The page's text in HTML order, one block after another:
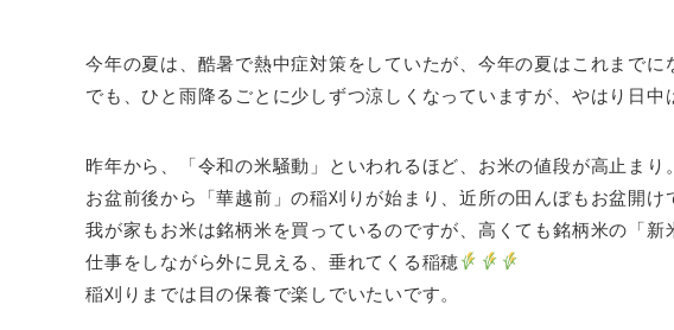
今年の夏は、酷暑で熱中症対策をしていたが、今年の夏はこれまでに
でも、ひと雨降るごとに少しずつ涼しくなっていますが、やはり日中
昨年から、「令和の米騒動」といわれるほど、お米の値段が高止まり。
お盆前後から「華越前」の稲刈りが始まり、近所の田んぼもお盆開け
我が家もお米は銘柄米を買っているのですが、高くても銘柄米の「新
仕事をしながら外に見える、垂れてくる稲穂
稲刈りまでは目の保養で楽しでいたいです。